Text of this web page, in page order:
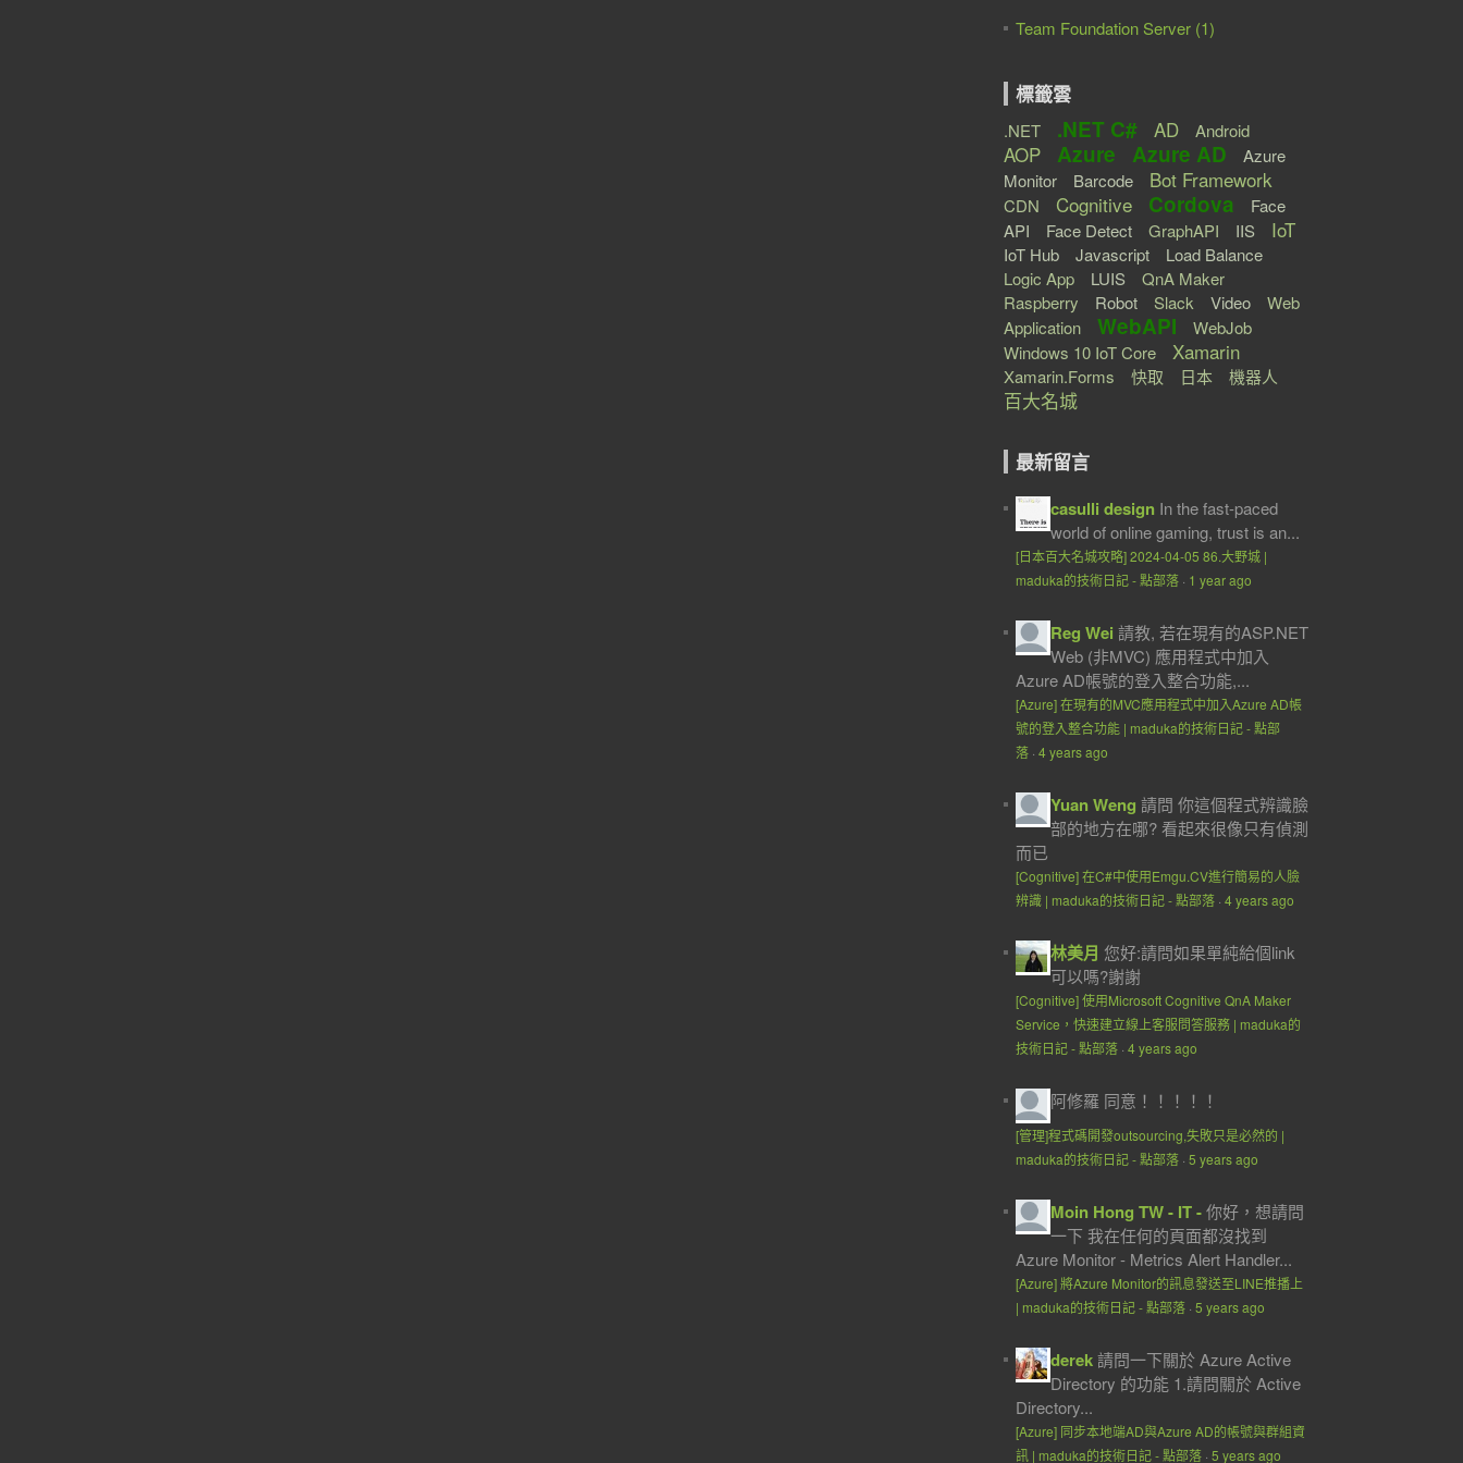
Team Foundation Server (1)
標籤雲
.NET .NET C# AD Android
AOP Azure Azure AD
Azure
Monitor
Barcode Bot Framework
CDN Cognitive Cordova
Face
API
Face Detect GraphAPI IIS IoT
IoT Hub Javascript
Load Balance
Logic App
LUIS
QnA Maker
Raspberry
Robot Slack Video
Web
Application
WebAPI
WebJob
Windows 10 IoT Core
Xamarin
Xamarin.Forms 快取 日本 機器人
百大名城
最新留言
casulli design In the fast-paced
world of online gaming, trust is an...
[日本百大名城攻略] 2024-04-05 86.大野城 |
maduka的技術日記 - 點部落 · 1 year ago
Reg Wei 請教, 若在現有的ASP.NET
Web (非MVC) 應用程式中加入
Azure AD帳號的登入整合功能,...
[Azure] 在現有的MVC應用程式中加入Azure AD帳
號的登入整合功能 | maduka的技術日記 - 點部
落 · 4 years ago
Yuan Weng 請問 你這個程式辨識臉
部的地方在哪? 看起來很像只有偵測
而已
[Cognitive] 在C#中使用Emgu.CV進行簡易的人臉
辨識 | maduka的技術日記 - 點部落 · 4 years ago
林美月 您好:請問如果單純給個link
可以嗎?謝謝
[Cognitive] 使用Microsoft Cognitive QnA Maker
Service，快速建立線上客服問答服務 | maduka的
技術日記 - 點部落 · 4 years ago
阿修羅 同意！！！！！
[管理]程式碼開發outsourcing,失敗只是必然的 |
maduka的技術日記 - 點部落 · 5 years ago
Moin Hong TW - IT -你好，想請問
一下 我在任何的頁面都沒找到
Azure Monitor - Metrics Alert Handler...
[Azure] 將Azure Monitor的訊息發送至LINE推播上
| maduka的技術日記 - 點部落 · 5 years ago
derek請問一下關於 Azure Active
Directory 的功能 1.請問關於 Active
Directory...
[Azure] 同步本地端AD與Azure AD的帳號與群組資
訊 | maduka的技術日記 - 點部落 · 5 years ago